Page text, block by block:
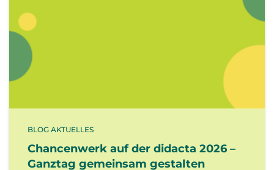
BLOG AKTUELLES
Chancenwerk auf der didacta 2026 –
Ganztag gemeinsam gestalten